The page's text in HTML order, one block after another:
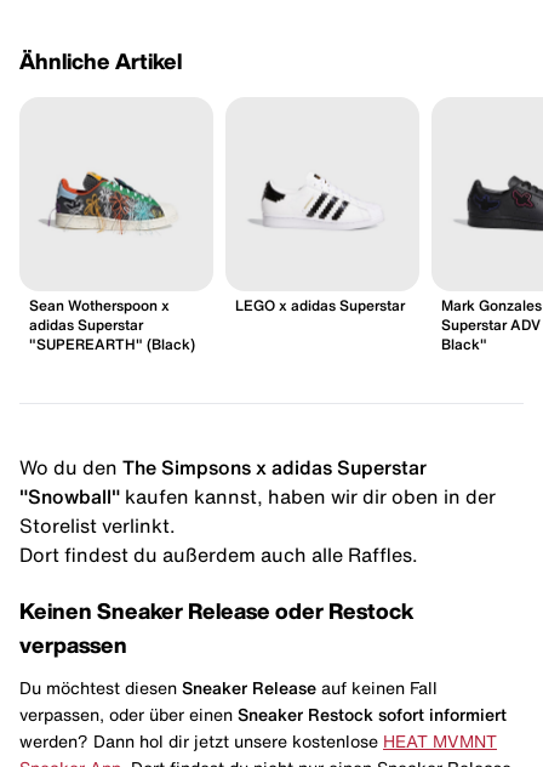
Ähnliche Artikel
Sean Wotherspoon x
adidas Superstar
"SUPEREARTH" (Black)
LEGO x adidas Superstar
Mark
Superstar
Black"
Wo du den The Simpsons x adidas Superstar
"Snowball" kaufen kannst, haben wir dir oben in der
Storelist verlinkt.
Dort findest du außerdem auch alle Raffles.
Keinen Sneaker Release oder Restock
verpassen
Du möchtest diesen Sneaker Release auf keinen Fall
verpassen, oder über einen Sneaker Restock sofort informiert
werden? Dann hol dir jetzt unsere kostenlose HEAT MVMNT